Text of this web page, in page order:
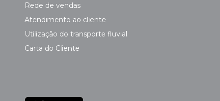
Rede de vendas
Atendimento ao cliente
Utilização do transporte fluvial
Carta do Cliente